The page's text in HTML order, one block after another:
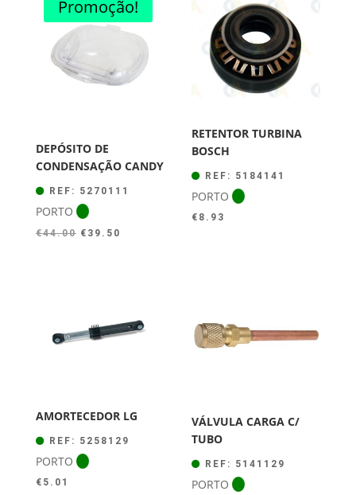
Promoção!
DEPÓSITO DE
CONDENSAÇÃO CANDY
REF: 5270111
PORTO
€44.00 O
€ 39.50
RETENTOR TURBINA
BOSCH
REF: 5184141
PORTO
€ 8.93
AMORTECEDOR LG
REF: 5258129
PORTO
€ 5.01
VÁLVULA CARGA C/
TUBO
REF: 5141129
PORTO